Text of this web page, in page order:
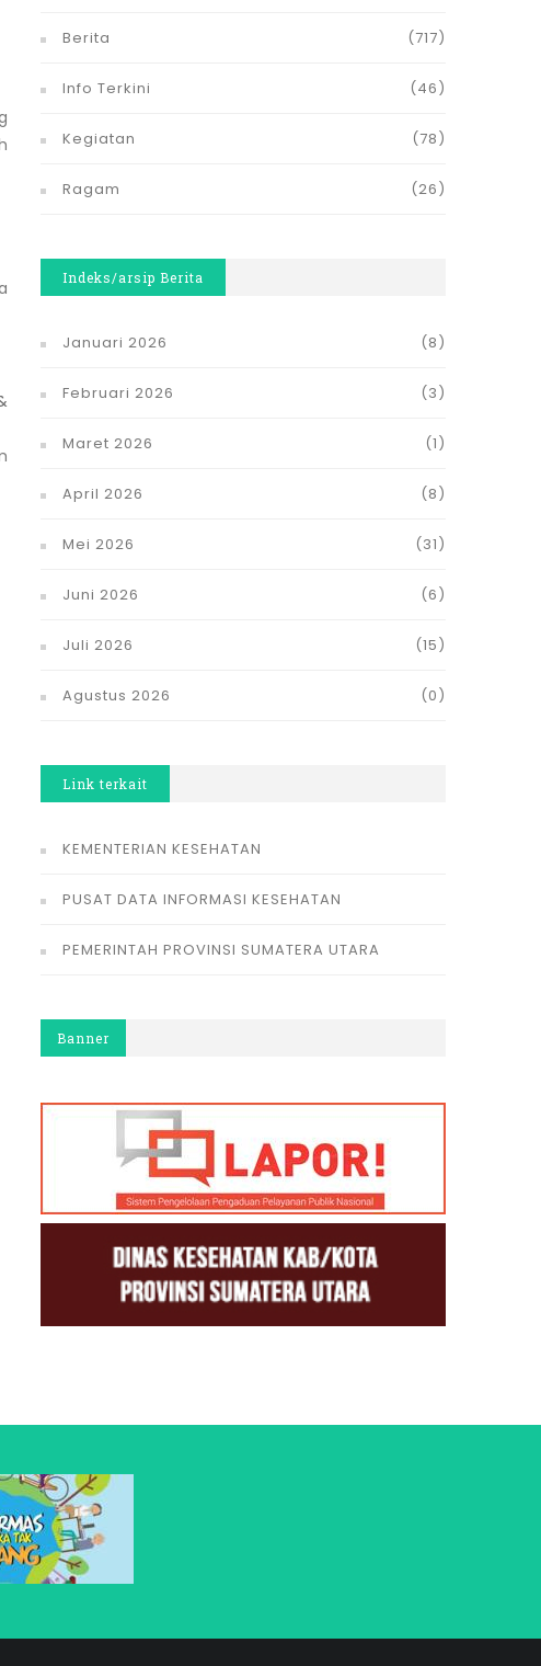
Berita (717)
Info Terkini (46)
Kegiatan (78)
Ragam (26)
Indeks/arsip Berita
Januari 2026 (8)
Februari 2026 (3)
Maret 2026 (1)
April 2026 (8)
Mei 2026 (31)
Juni 2026 (6)
Juli 2026 (15)
Agustus 2026 (0)
Link terkait
KEMENTERIAN KESEHATAN
PUSAT DATA INFORMASI KESEHATAN
PEMERINTAH PROVINSI SUMATERA UTARA
Banner